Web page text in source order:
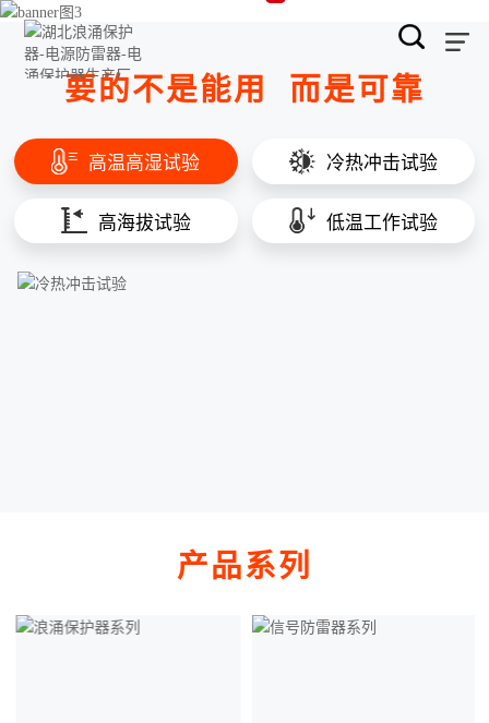
要的不是能用 而是可靠
高温高湿试验 冷热冲击试验
高海拔试验 低温工作试验
产品系列